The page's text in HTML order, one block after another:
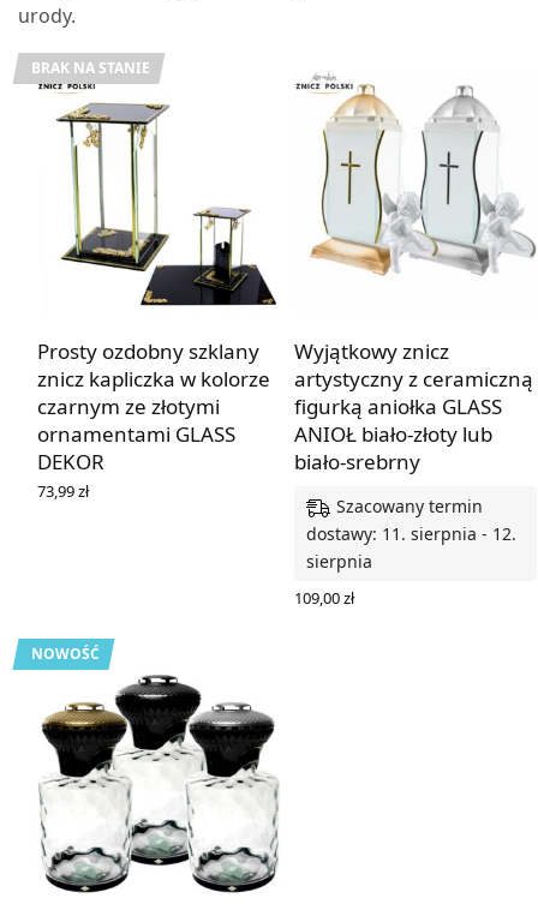
urody.
BRAK NA STANIE
Prosty ozdobny szklany
znicz kapliczka w kolorze
czarnym ze złotymi
ornamentami GLASS
DEKOR
73,99zł
Wyjątkowy znicz
artystyczny z ceramiczną
figurką aniołka GLASS
ANIOŁ biało-złoty lub
biało-srebrny
Szacowany termin
dostawy: 11. sierpnia - 12.
sierpnia
109,00zł
NOWOŚĆ